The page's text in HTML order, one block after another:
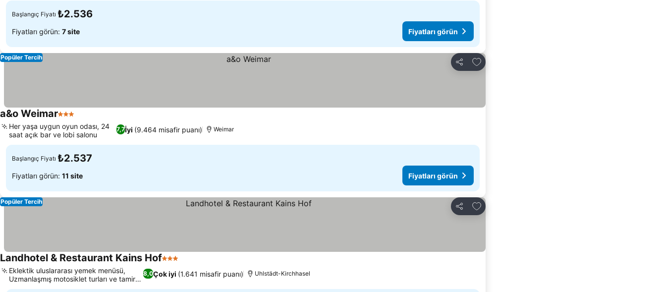
Başlangıç Fiyatı ₺2.536
Fiyatları görün: 7 site Fiyatları görün
Paylaş
Favorilerime ekle
Popüler Tercih
a&o Weimar3 Yıldız
7,7İyi (9.464 misafir puanı)
Her yaşa uygun oyun odası, 24
saat açık bar ve lobi salonu
Weimar
Başlangıç Fiyatı ₺2.537
Fiyatları görün: 11 site Fiyatları görün
Paylaş
Favorilerime ekle
Popüler Tercih
Landhotel & Restaurant Kains Hof3 Yıldız
8,0Çok iyi (1.641 misafir puanı)
Eklektik uluslararası yemek menüsü,
Uzmanlaşmış motosiklet turları ve tamir
hizmetleri
Uhlstädt-Kirchhasel